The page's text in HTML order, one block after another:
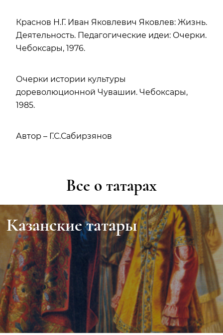
Краснов Н.Г. Иван Яковлевич Яковлев: Жизнь.
Деятельность. Педагогические идеи: Очерки.
Чебоксары, 1976.
Очерки истории культуры
дореволюционной Чувашии. Чебоксары,
1985.
Автор – Г.С.Сабирзянов
Все о татарах
Казанские татары